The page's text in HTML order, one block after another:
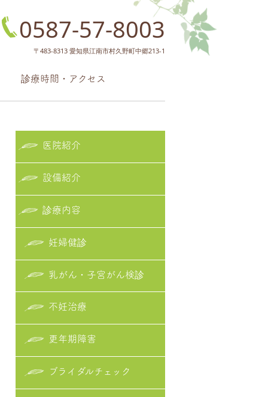
0587-57-8003
〒483-8313 愛知県江南市村久野町中郷213-1
診療時間・アクセス
医院紹介
設備紹介
診療内容
妊婦健診
乳がん・子宮がん検診
不妊治療
更年期障害
ブライダルチェック